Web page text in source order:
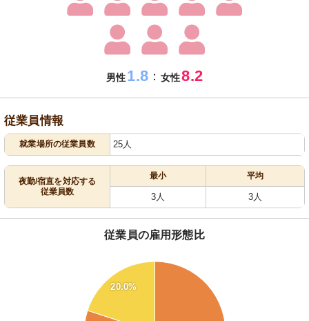
男性1.8：女性8.2
従業員情報
就業場所の従業員数 25人
夜勤/宿直を対応する
従業員数
最小 平均
3人 3人
従業員の雇用形態比
20.0%